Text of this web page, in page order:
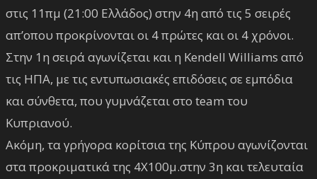
στις 11πμ (21:00 Ελλάδος) στην 4η από τις 5 σειρές
απ’οπου προκρίνονται οι 4 πρώτες και οι 4 χρόνοι.
Στην 1η σειρά αγωνίζεται και η Kendell Williams από
τις ΗΠΑ, με τις εντυπωσιακές επιδόσεις σε εμπόδια
και σύνθετα, που γυμνάζεται στο team του
Κυπριανού.
Ακόμη, τα γρήγορα κορίτσια της Κύπρου αγωνίζονται
στα προκριματικά της 4Χ100μ.στην 3η και τελευταία